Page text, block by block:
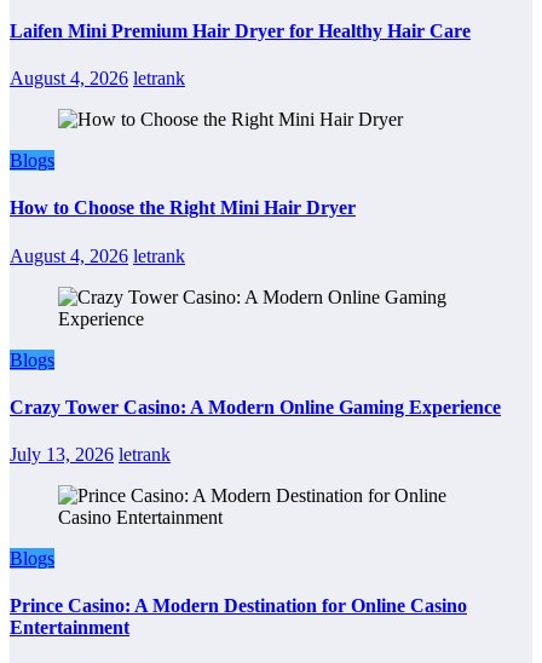
Laifen Mini Premium Hair Dryer for Healthy Hair Care
August 4, 2026 letrank
Blogs
How to Choose the Right Mini Hair Dryer
August 4, 2026 letrank
Blogs
Crazy Tower Casino: A Modern Online Gaming Experience
July 13, 2026 letrank
Blogs
Prince Casino: A Modern Destination for Online Casino
Entertainment